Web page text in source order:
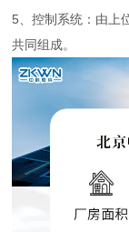
5、控制系统：由上
共同组成。